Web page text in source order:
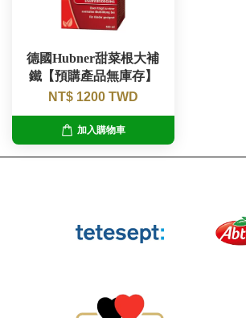
德國Hubner甜菜根大補
鐵【預購產品無庫存】
NT$ 1200 TWD
加入購物車